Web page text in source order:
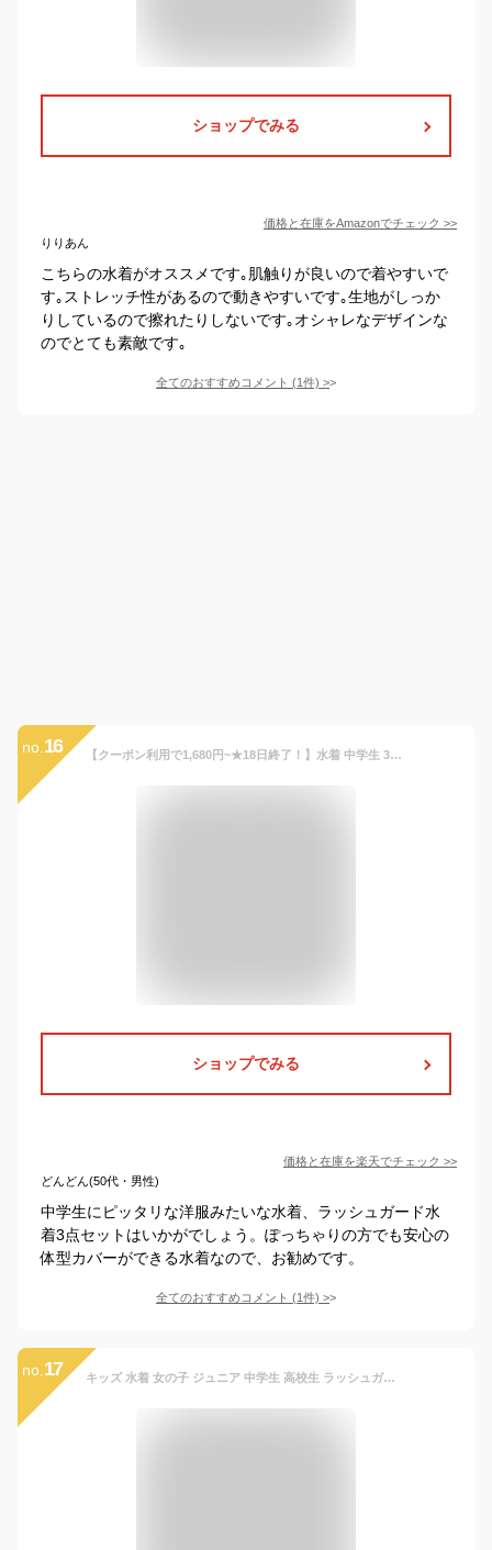
ショップでみる
価格と在庫をAmazonでチェック >>
りりあん
こちらの水着がオススメです｡肌触りが良いので着やすいで
す｡ストレッチ性があるので動きやすいです｡生地がしっか
りしているので擦れたりしないです｡オシャレなデザインな
のでとても素敵です｡
全てのおすすめコメント (1件) >
no. 16 【クーポン利用で1,680円~★18日終了！】水着 中学生 3点セット 露出控えめ 体型カバー 中学生 高校生 スポーティー 学生 韓国 プール 女の子 10代 20代 30代 可愛い おしゃれ レディース ショートパンツ ママ セット ラッシュガード Tシャツ ブラック ホワイト 160 150 母
ショップでみる
価格と在庫を楽天でチェック >>
どんどん(50代・男性)
中学生にピッタリな洋服みたいな水着、ラッシュガード水
着3点セットはいかがでしょう。ぽっちゃりの方でも安心の
体型カバーができる水着なので、お勧めです。
全てのおすすめコメント (1件) >
no. 17 キッズ 水着 女の子 ジュニア 中学生 高校生 ラッシュガード 半袖 ショートパンツ セパレート 2点セット 子供用 体型カバー 黒 白 プール スポーツ スクール 水泳 水遊び UV対策 パッド付き 130 140 150 160 170 重ね着風 スイミングスクール スポーティ